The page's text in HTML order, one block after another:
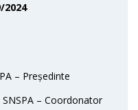
2024
– Președinte
SNSPA – Coordonator